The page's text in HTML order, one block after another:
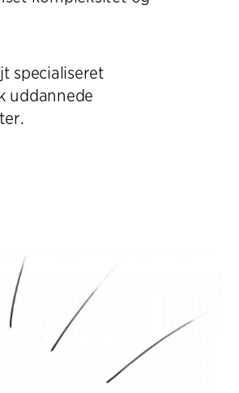
specialiseret
uddannede